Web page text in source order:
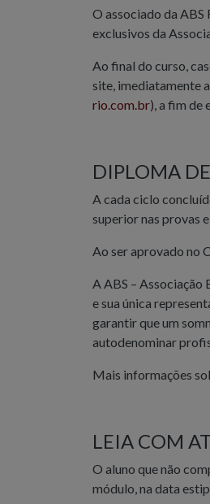
O associado da
exclusivos da
Ao final do curso,
site, imediatamente
rio.com.br), a fim de
DIPLOMA
A cada ciclo
superior nas provas
Ao ser aprovado no
A ABS – Associação
e sua única
garantir que um
autodenominar
Mais informações
LEIA COM
O aluno que não
módulo, na data